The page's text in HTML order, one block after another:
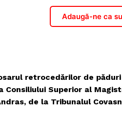
Adaugă-ne ca
retrocedărilor de
Consiliului Superior al
de la Tribunalul